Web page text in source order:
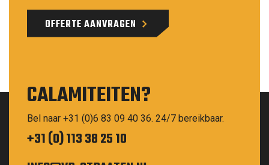
OFFERTE AANVRAGEN
CALAMITEITEN?
Bel naar +31 (0)6 83 09 40 36. 24/7 bereikbaar.
+31 (0) 113 38 25 10